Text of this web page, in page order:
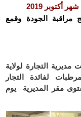
2019
مراقبة الجودة وقمع
الدراسية لسنة 2019 نظمت مديرية التجارة لولاية
لفائدة التجار
مقر المديرية يوم